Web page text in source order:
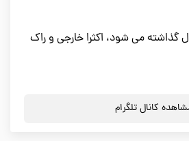
گذاشته می شود، اکثرا خارجی و راک
کانال تلگرام